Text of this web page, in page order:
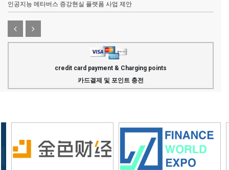
인공지능 메타버스 증강현실 플랫폼 사업 제안
credit card payment & Charging points
카드결제 및 포인트 충전